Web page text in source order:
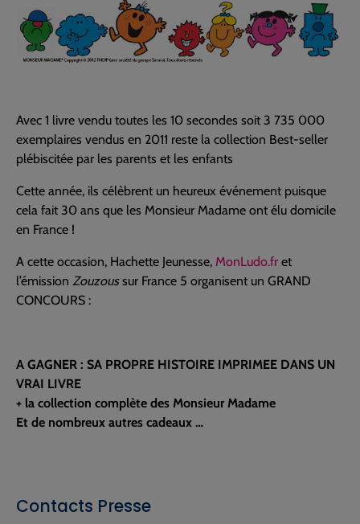
Avec 1 livre vendu toutes les 10 secondes soit 3 735 000
exemplaires vendus en 2011 reste la collection Best-seller
plébiscitée par les parents et les enfants
Cette année, ils célèbrent un heureux événement puisque
cela fait 30 ans que les Monsieur Madame ont élu domicile
en France !
A cette occasion, Hachette Jeunesse, MonLudo.fr et
l’émission Zouzoussur France 5 organisent un GRAND
CONCOURS :
A GAGNER : SA PROPRE HISTOIRE IMPRIMEE DANS UN
VRAI LIVRE
+ la collection complète des Monsieur Madame
Et de nombreux autres cadeaux …
Contacts Presse